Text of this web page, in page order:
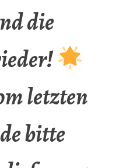
die
letzten
bitte